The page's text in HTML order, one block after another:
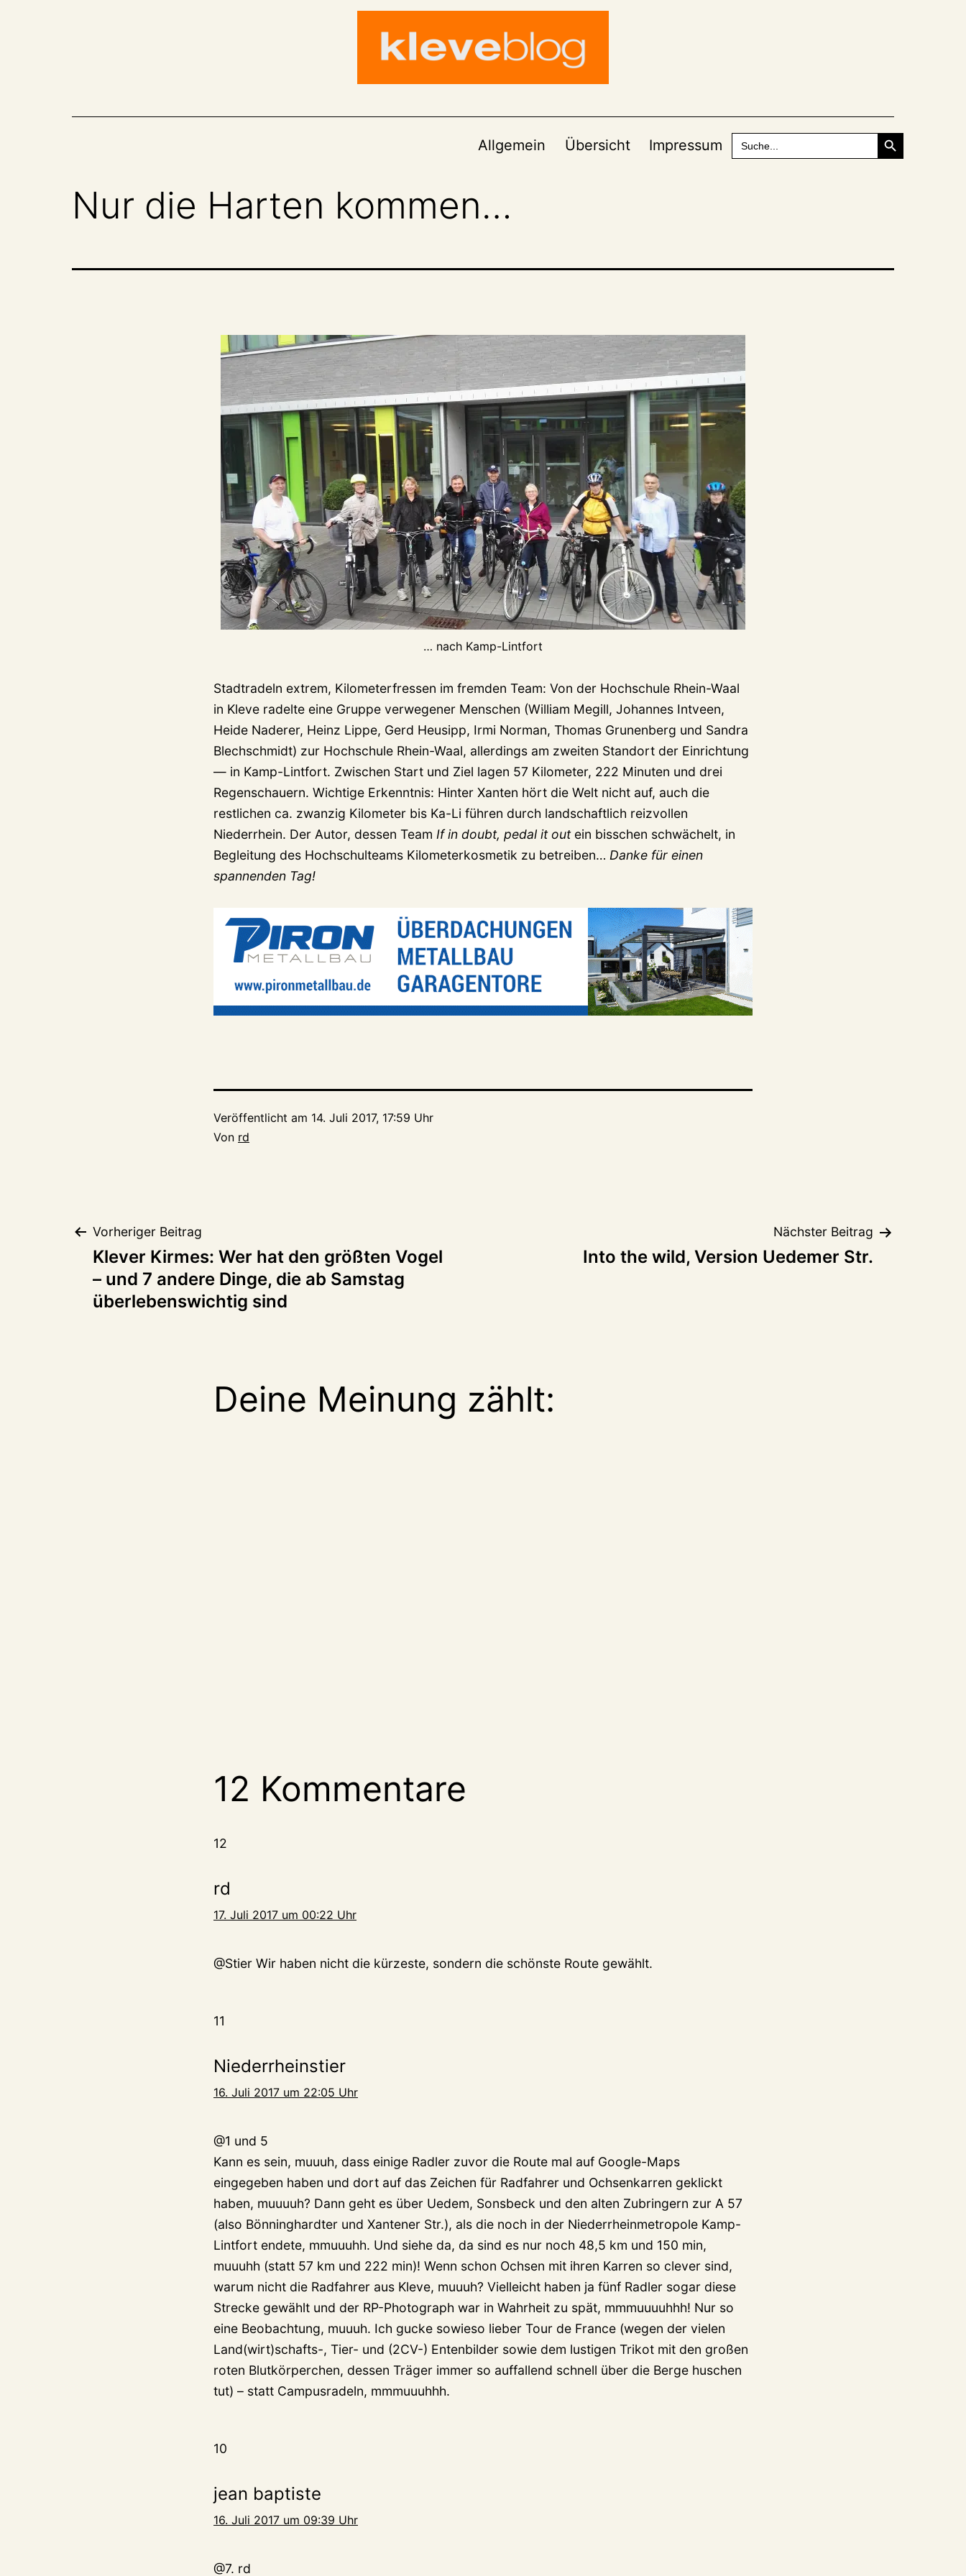
Allgemein Übersicht Impressum
Search
for:
Search Button
Nur die Harten kommen…
… nach Kamp-Lintfort
Stadtradeln extrem, Kilometerfressen im fremden Team: Von der Hochschule Rhein-Waal
in Kleve radelte eine Gruppe verwegener Menschen (William Megill, Johannes Intveen,
Heide Naderer, Heinz Lippe, Gerd Heusipp, Irmi Norman, Thomas Grunenberg und Sandra
Blechschmidt) zur Hochschule Rhein-Waal, allerdings am zweiten Standort der Einrichtung
— in Kamp-Lintfort. Zwischen Start und Ziel lagen 57 Kilometer, 222 Minuten und drei
Regenschauern. Wichtige Erkenntnis: Hinter Xanten hört die Welt nicht auf, auch die
restlichen ca. zwanzig Kilometer bis Ka-Li führen durch landschaftlich reizvollen
Niederrhein. Der Autor, dessen Team If in doubt, pedal it out ein bisschen schwächelt, in
Begleitung des Hochschulteams Kilometerkosmetik zu betreiben… Danke für einen
spannenden Tag!
Veröffentlicht am 14. Juli 2017, 17:59 Uhr
Von rd
Beitragsnavigation
Vorheriger Beitrag
Klever Kirmes: Wer hat den größten Vogel
– und 7 andere Dinge, die ab Samstag
überlebenswichtig sind
Nächster Beitrag
Into the wild, Version Uedemer Str.
Deine Meinung zählt:
12 Kommentare
12
rd
17. Juli 2017 um 00:22 Uhr
@Stier Wir haben nicht die kürzeste, sondern die schönste Route gewählt.
11
Niederrheinstier
16. Juli 2017 um 22:05 Uhr
@1 und 5
Kann es sein, muuuh, dass einige Radler zuvor die Route mal auf Google-Maps
eingegeben haben und dort auf das Zeichen für Radfahrer und Ochsenkarren geklickt
haben, muuuuh? Dann geht es über Uedem, Sonsbeck und den alten Zubringern zur A 57
(also Bönninghardter und Xantener Str.), als die noch in der Niederrheinmetropole Kamp-
Lintfort endete, mmuuuhh. Und siehe da, da sind es nur noch 48,5 km und 150 min,
muuuhh (statt 57 km und 222 min)! Wenn schon Ochsen mit ihren Karren so clever sind,
warum nicht die Radfahrer aus Kleve, muuuh? Vielleicht haben ja fünf Radler sogar diese
Strecke gewählt und der RP-Photograph war in Wahrheit zu spät, mmmuuuuhhh! Nur so
eine Beobachtung, muuuh. Ich gucke sowieso lieber Tour de France (wegen der vielen
Land(wirt)schafts-, Tier- und (2CV-) Entenbilder sowie dem lustigen Trikot mit den großen
roten Blutkörperchen, dessen Träger immer so auffallend schnell über die Berge huschen
tut) – statt Campusradeln, mmmuuuhhh.
10
jean baptiste
16. Juli 2017 um 09:39 Uhr
@7. rd